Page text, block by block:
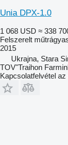
Unia DPX-1.0
1 068 USD ≈ 338
Felszerelt
2015
Ukrajna, Stara
TOV"Traihon
Kapcsolatfelvétel az